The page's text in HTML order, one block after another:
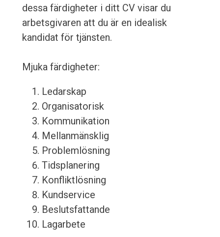
dessa färdigheter i ditt CV visar du
arbetsgivaren att du är en idealisk
kandidat för tjänsten.
Mjuka färdigheter:
Ledarskap
Organisatorisk
Kommunikation
Mellanmänsklig
Problemlösning
Tidsplanering
Konfliktlösning
Kundservice
Beslutsfattande
Lagarbete